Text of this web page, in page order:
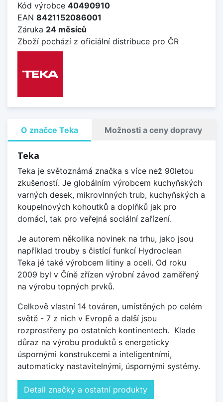
Kód výrobce 40490910
EAN 8421152086001
Záruka 24 měsíců
Zboží pochází z oficiální distribuce pro ČR
O značce Teka Možnosti a ceny dopravy
Teka
Teka je světoznámá značka s více než 90letou
zkušeností. Je globálním výrobcem kuchyňských
varných desek, mikrovlnných trub, kuchyňských a
koupelnových kohoutků a doplňků jak pro
domácí, tak pro veřejná sociální zařízení.
Je autorem několika novinek na trhu, jako jsou
například trouby s čistící funkcí Hydroclean
Teka jé také výrobcem litiny a oceli. Od roku
2009 byl v Číně zřízen výrobní závod zaměřený
na výrobu topných prvků.
Celkově vlastní 14 továren, umístěných po celém
světě - 7 z nich v Evropě a další jsou
rozprostřeny po ostatních kontinentech. Klade
důraz na výrobu produktů s energeticky
úspornými konstrukcemi a inteligentními,
automaticky nastavitelnými, úspornými systémy.
Detail značky a ostatní produkty